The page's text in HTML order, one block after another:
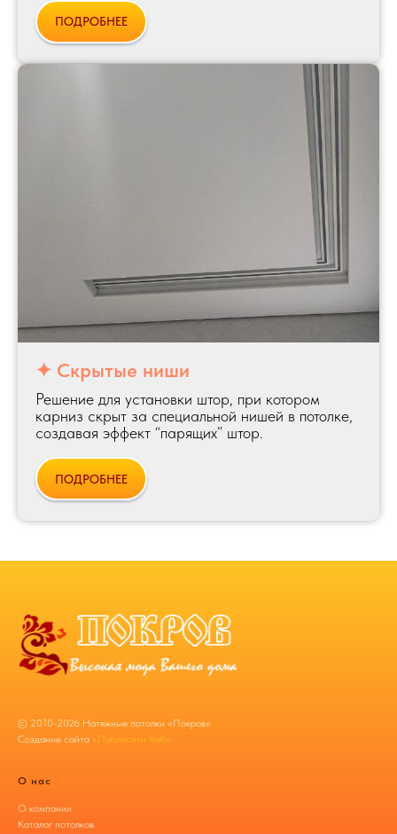
ПОДРОБНЕЕ
✦ Скрытые ниши
Решение для установки штор, при котором
карниз скрыт за специальной нишей в потолке,
создавая эффект “парящих” штор.
ПОДРОБНЕЕ
© 2010-2026 Натяжные потолки «Покров»
Создание сайта «Паблисити Веб»
О нас
О компании
Каталог потолков